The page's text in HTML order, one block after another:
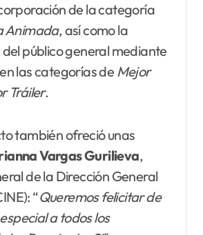
de la categoría
Animada, así como la
público general mediante
las categorías de Mejor
Tráiler.
también ofreció unas
Vargas Gurilieva,
de la Dirección General
“Queremos felicitar de
a todos los